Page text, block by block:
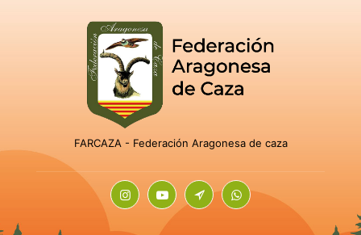
FARCAZA - Federación Aragonesa de caza